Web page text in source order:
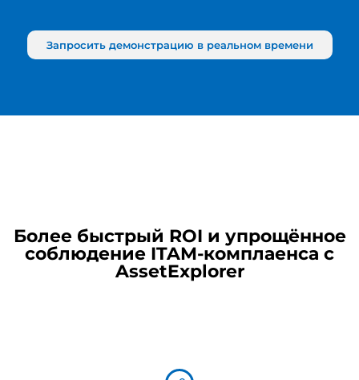
Запросить демонстрацию в реальном времени
Более быстрый ROI и упрощённое
соблюдение ITAM-комплаенса с
AssetExplorer